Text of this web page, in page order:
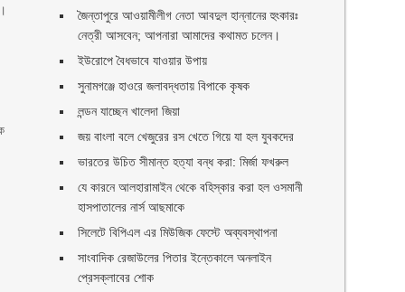
জৈন্তাপুরে আওয়ামীলীগ নেতা আবদুল হান্নানের হুংকারঃ
নেত্রী আসবেন; আপনারা আমাদের কথামত চলেন।
ইউরোপে বৈধভাবে যাওয়ার উপায়
সুনামগঞ্জে হাওরে জলাবদ্ধতায় বিপাকে কৃষক
লন্ডন যাচ্ছেন খালেদা জিয়া
জয় বাংলা বলে খেজুরের রস খেতে গিয়ে যা হল যুবকদের
ভারতের উচিত সীমান্ত হত্যা বন্ধ করা: মির্জা ফখরুল
যে কারনে আলহারামাইন থেকে বহিস্কার করা হল ওসমানী
হাসপাতালের নার্স আছমাকে
সিলেটে বিপিএল এর মিউজিক ফেস্টে অব্যবস্থাপনা
সাংবাদিক রেজাউলের পিতার ইন্তেকালে অনলাইন
প্রেসক্লাবের শোক